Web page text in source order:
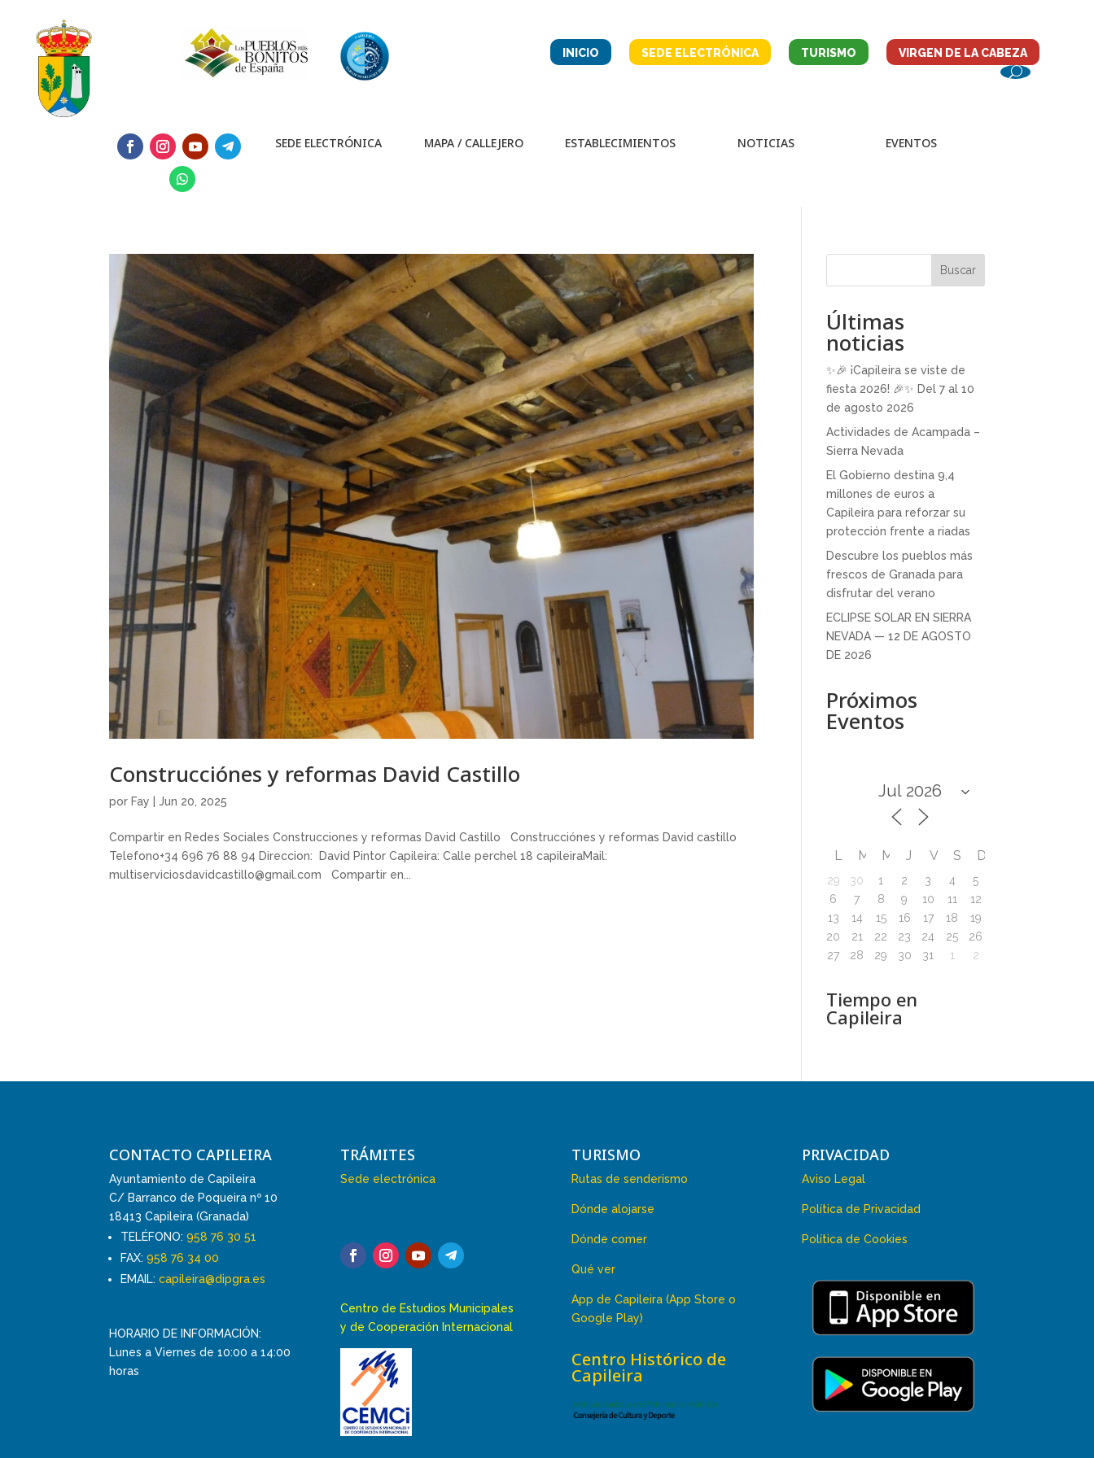
INICIO SEDE ELECTRÓNICA TURISMO VIRGEN DE LA CABEZA
SEDE ELECTRÓNICA MAPA / CALLEJERO ESTABLECIMIENTOS NOTICIAS EVENTOS
Construcciónes y reformas David Castillo
por Fay |Jun 20, 2025
Compartir en Redes Sociales Construcciones y reformas David Castillo Construcciónes y reformas David castillo
Telefono+34 696 76 88 94 Direccion: David Pintor Capileira: Calle perchel 18 capileiraMail:
multiserviciosdavidcastillo@gmail.com Compartir en...
Buscar
Últimas
noticias
✨🎉 ¡Capileira se viste de
fiesta 2026! 🎉✨ Del 7 al 10
de agosto 2026
Actividades de Acampada –
Sierra Nevada
El Gobierno destina 9,4
millones de euros a
Capileira para reforzar su
protección frente a riadas
Descubre los pueblos más
frescos de Granada para
disfrutar del verano
ECLIPSE SOLAR EN SIERRA
NEVADA — 12 DE AGOSTO
DE 2026
Próximos
Eventos
L M M J V S D
29 30 1 2 3 4
5
6
7 8 9 10 11
12
13
14 15 16 17 18
19
20
21 22 23 24 25
26
27
28 29 30 31 1 2
Tiempo en
Capileira
CONTACTO CAPILEIRA
Ayuntamiento de Capileira
C/ Barranco de Poqueira nº 10
18413 Capileira (Granada)
TELÉFONO:958 76 30 51
FAX:958 76 34 00
EMAIL:capileira@dipgra.es
HORARIO DE INFORMACIÓN:
Lunes a Viernes de 10:00 a 14:00
horas
TRÁMITES
Sede electrónica
Centro de Estudios Municipales
y de Cooperación Internacional
TURISMO
Rutas de senderismo
Dónde alojarse
Dónde comer
Qué ver
App de Capileira (App Store o
Google Play)
Centro Histórico de
Capileira
PRIVACIDAD
Aviso Legal
Política de Privacidad
Política de Cookies